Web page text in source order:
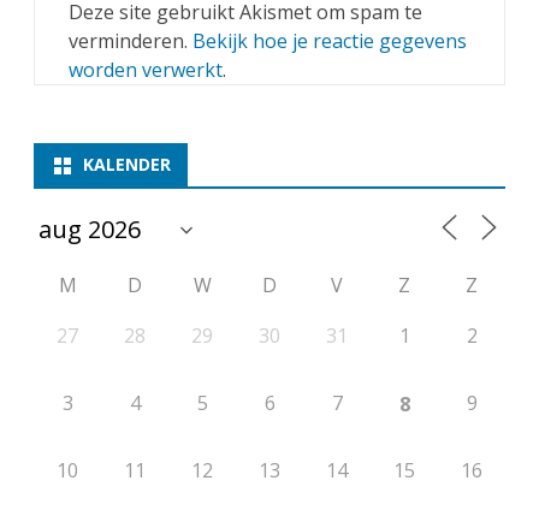
Deze site gebruikt Akismet om spam te
verminderen. Bekijk hoe je reactie gegevens
worden verwerkt.
KALENDER
M D W D V Z
Z
27
28 29 30 31 1 2
3 4 5 6 7 8 9
10 11 12 13 14 15 16